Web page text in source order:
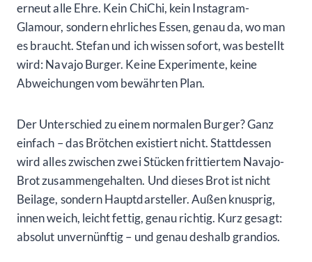
erneut alle Ehre. Kein ChiChi, kein Instagram-
Glamour, sondern ehrliches Essen, genau da, wo man
es braucht. Stefan und ich wissen sofort, was bestellt
wird: Navajo Burger. Keine Experimente, keine
Abweichungen vom bewährten Plan.
Der Unterschied zu einem normalen Burger? Ganz
einfach – das Brötchen existiert nicht. Stattdessen
wird alles zwischen zwei Stücken frittiertem Navajo-
Brot zusammengehalten. Und dieses Brot ist nicht
Beilage, sondern Hauptdarsteller. Außen knusprig,
innen weich, leicht fettig, genau richtig. Kurz gesagt:
absolut unvernünftig – und genau deshalb grandios.